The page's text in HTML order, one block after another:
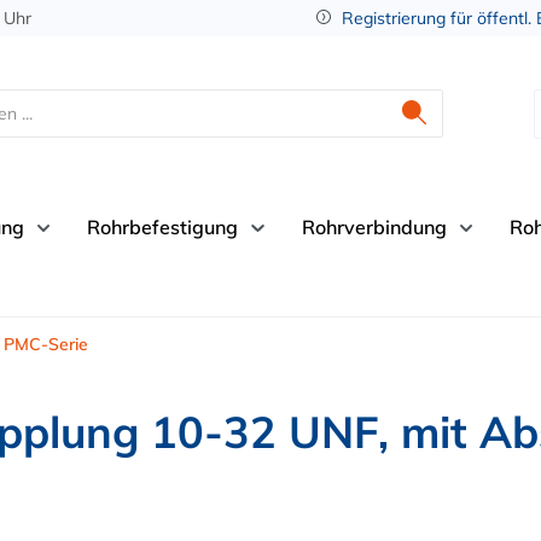
Registrierung für öffentl.
Rohrbefestigung Rohrverbindung
PMC-Serie
10-32 UNF, mit